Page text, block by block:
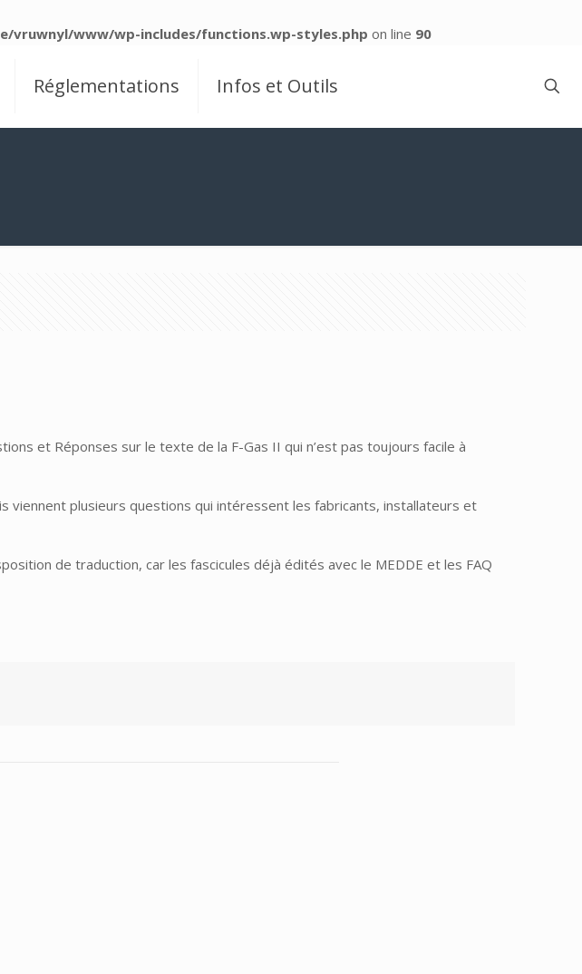
vruwnyl/www/wp-includes/functions.wp-styles.php on line 90
Réglementations Infos et Outils
et Réponses sur le texte de la F-Gas II qui n’est pas toujours facile à
plusieurs questions qui intéressent les fabricants, installateurs et
de traduction, car les fascicules déjà édités avec le MEDDE et les FAQ